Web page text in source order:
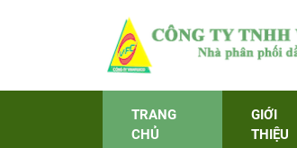
TRANG
CHỦ
GIỚI
THIỆU